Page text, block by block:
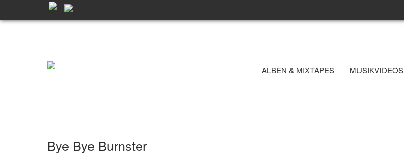
ALBEN & MIXTAPES MUSIKVIDEOS
Bye Bye Burnster